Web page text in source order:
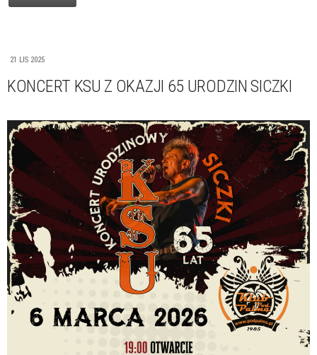
21 LIS 2025
KONCERT KSU Z OKAZJI 65 URODZIN SICZKI